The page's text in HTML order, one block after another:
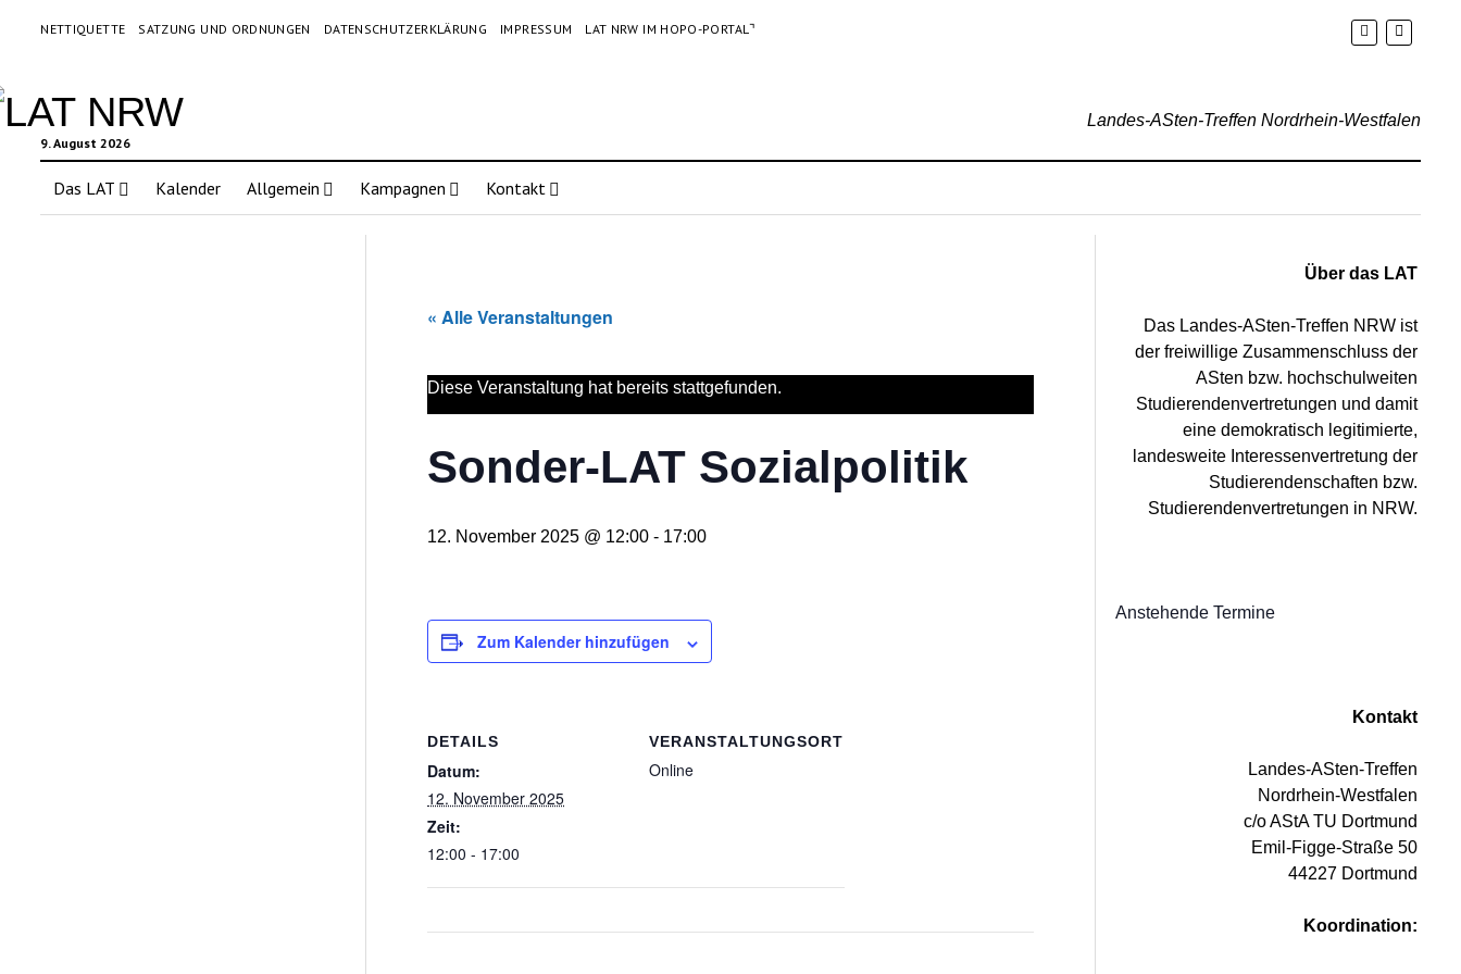
NETTIQUETTE SATZUNG UND ORDNUNGEN DATENSCHUTZERKLÄRUNG IMPRESSUM LAT NRW IM HOPO-PORTAL⌝
9. August 2026
Landes-ASten-Treffen Nordrhein-Westfalen
Das LAT Kalender Allgemein Kampagnen Kontakt
« Alle Veranstaltungen
Diese Veranstaltung hat bereits stattgefunden.
Sonder-LAT Sozialpolitik
12. November 2025 @ 12:00 - 17:00
Zum Kalender hinzufügen
DETAILS
Datum:
12. November 2025
Zeit:
12:00 - 17:00
VERANSTALTUNGSORT
Online
Über das LAT
Das Landes-ASten-Treffen NRW ist
der freiwillige Zusammenschluss der
ASten bzw. hochschulweiten
Studierendenvertretungen und damit
eine demokratisch legitimierte,
landesweite Interessenvertretung der
Studierendenschaften bzw.
Studierendenvertretungen in NRW.
Anstehende Termine
Kontakt
Landes-ASten-Treffen
Nordrhein-Westfalen
c/o AStA TU Dortmund
Emil-Figge-Straße 50
44227 Dortmund
Koordination: